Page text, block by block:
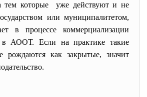
тем которые уже действуют и не
или муниципалитетом,
в процессе коммерциализации
в АООТ. Если на практике такие
рождаются как закрытые, значит